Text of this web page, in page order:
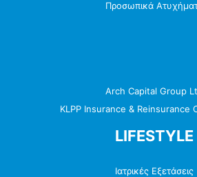
Προσωπικά
Arch Capital Group
KLPP Insurance & Reinsurance
LIFESTYLE
Ιατρικές Εξετάσεις